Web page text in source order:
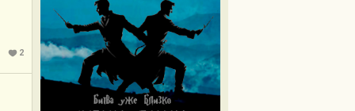
2